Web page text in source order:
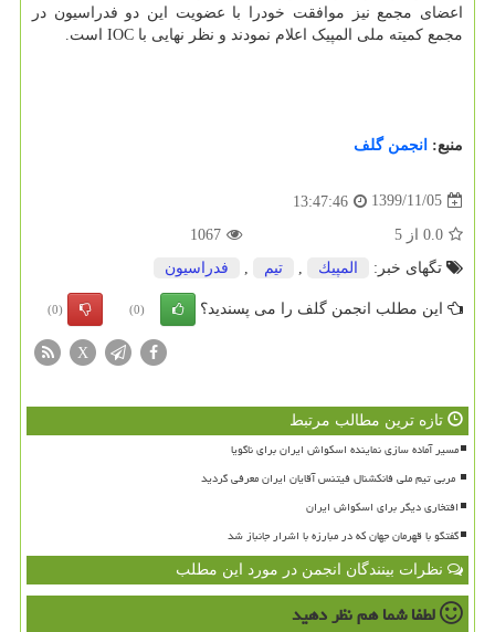
اعضای مجمع نیز موافقت خودرا با عضویت این دو فدراسیون در
مجمع کمیته ملی المپیک اعلام نمودند و نظر نهایی با IOC است.
منبع: انجمن گلف
1399/11/05
13:47:46
0.0 از 5
1067
تگهای خبر:
المپیك تیم فدراسیون
این مطلب انجمن گلف را می پسندید؟ (0)
(0)
X
تازه ترین مطالب مرتبط
مسیر آماده سازی نماینده اسکواش ایران برای ناگویا
افتخاری دیگر برای اسکواش ایران
گفتگو با قهرمان جهان که در مبارزه با اشرار جانباز شد
نظرات بینندگان انجمن در مورد این مطلب
لطفا شما همنظر دهید